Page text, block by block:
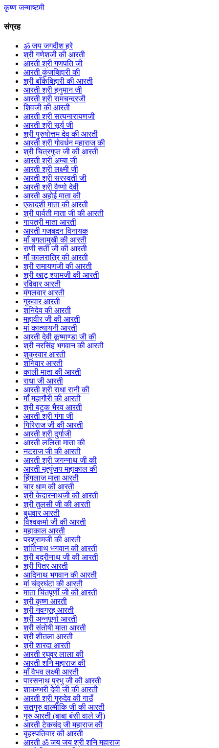
कृष्ण जन्माष्टमी
संग्रह
ॐ जय जगदीश हरे
श्री गणेशजी की आरती
आरती श्री गणपति जी
आरती कुंजबिहारी की
श्री बाँकेबिहारी की आरती
आरती श्री हनुमान जी
आरती श्री रामचन्द्रजी
शिवजी की आरती
आरती श्री सत्यनारायणजी
आरती श्री सूर्य जी
श्री पुरुषोत्तम देव की आरती
आरती श्री गोवर्धन महाराज की
श्री चित्रगुप्त जी की आरती
आरती श्री अम्बा जी
आरती श्री लक्ष्मी जी
आरती श्री सरस्वती जी
आरती श्री वैष्णो देवी
आरती अहोई माता की
एकादशी माता की आरती
श्री पार्वती माता जी की आरती
गायत्री माता आरती
आरती गजबदन विनायक
माँ बगलामुखी की आरती
राणी सती जी की आरती
माँ कालरात्रि की आरती
श्री रामायणजी की आरती
श्री खाटू श्यामजी की आरती
रविवार आरती
मंगलवार आरती
गुरुवार आरती
शनिदेव की आरती
महावीर जी की आरती
मां कात्यायनी आरती
आरती देवी कूष्माण्डा जी की
श्री नरसिंह भगवान की आरती
शुक्रवार आरती
शनिवार आरती
काली माता की आरती
राधा जी आरती
आरती श्री राधा रानी की
माँ महागौरी की आरती
श्री बटुक भैरव आरती
आरती श्री गंगा जी
गिरिराज जी की आरती
आरती श्री दुर्गाजी
आरती ललिता माता की
नटराज जी की आरती
आरती श्री जगन्नाथ जी की
आरती मृत्युंजय महाकाल की
हिंगलाज माता आरती
चार धाम की आरती
श्री केदारनाथजी की आरती
श्री तुलसी जी की आरती
बुधवार आरती
विश्वकर्मा जी की आरती
महाकाल आरती
परशुरामजी की आरती
शांतिनाथ भगवान की आरती
श्री बद्रीनाथ जी की आरती
श्री पितर आरती
आदिनाथ भगवान की आरती
मां चंद्रघंटा की आरती
माता चिंतपूर्णी जी की आरती
श्री कृष्ण आरती
श्री नवग्रह आरती
श्री अन्नपूर्णा आरती
श्री संतोषी माता आरती
श्री शीतला आरती
श्री शारदा आरती
आरती रघुवर लाला की
आरती शनि महाराज की
माँ वैभव लक्ष्मी आरती
पारसनाथ प्रभु जी की आरती
शाकम्भरी देवी जी की आरती
आरती श्री गुरुदेव की गाउँ
सतगुरु वाल्मीकि जी की आरती
गुरु आरती (बाबा बंसी वाले जी)
आरती टेकचंद जी महाराज की
बृहस्पतिवार की आरती
आरती ॐ जय जय श्री शनि महाराज